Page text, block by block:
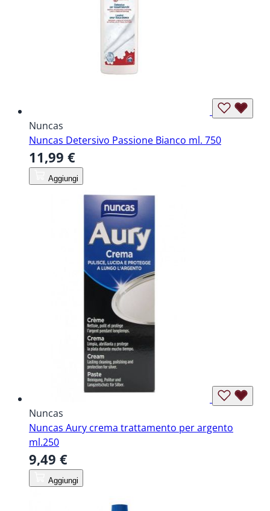
Nuncas
Nuncas Detersivo Passione Bianco ml. 750
11,99 €
Aggiungi
Nuncas
Nuncas Aury crema trattamento per argento
ml.250
9,49 €
Aggiungi